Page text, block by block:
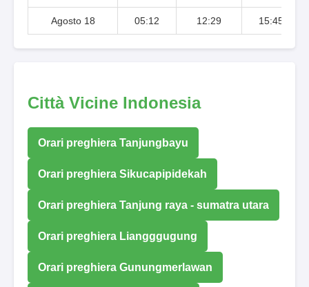
Agosto 18 05:12 12:29 15:45
Città Vicine Indonesia
Orari preghiera Tanjungbayu
Orari preghiera Sikucapipidekah
Orari preghiera Tanjung raya - sumatra utara
Orari preghiera Liangggugung
Orari preghiera Gunungmerlawan